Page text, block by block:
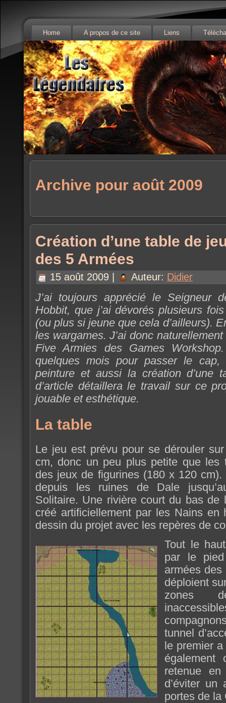
Home A propos de ce site Liens
Archive pour août 2009
Création d’une table de
des 5 Armées
15 août 2009 | Auteur: Didier
J’ai toujours apprécié le Seigneur
Hobbit, que j’ai dévorés plusieurs
(ou plus si jeune que cela d’ailleurs).
les wargames. J’ai donc
Five Armies des Games
quelques mois pour passer le
peinture et aussi la création d’une
d’article détaillera le travail sur ce
jouable et esthétique.
La table
Le jeu est prévu pour se dérouler
cm, donc un peu plus petite que les
des jeux de figurines (180 x 120
depuis les ruines de Dale
Solitaire. Une rivière court du bas de
créé artificiellement par les Nains
dessin du projet avec les repères de
Tout le
par le
armées
déploient
zones
tunnel
le premier
également
retenue
d’éviter un
portes de la